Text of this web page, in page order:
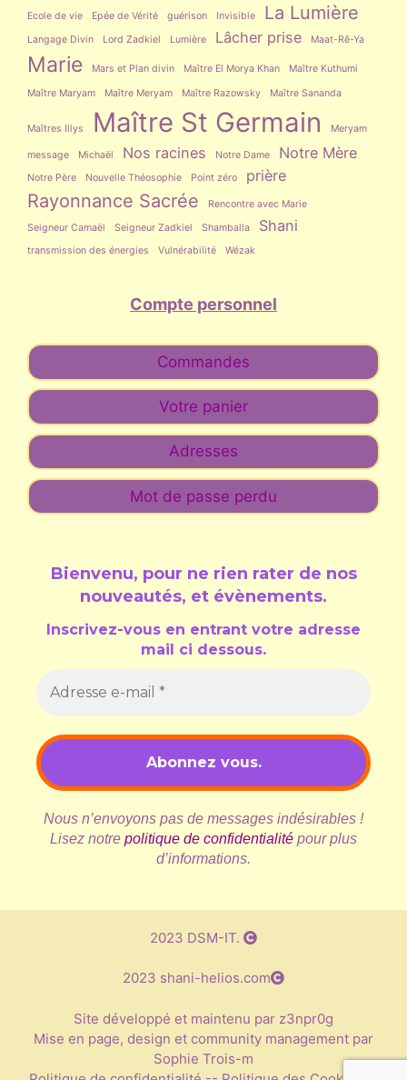
Ecole de vie Epée de Vérité guérison Invisible La Lumière
Langage Divin Lord Zadkiel Lumière Lâcher prise Maat-Rê-Ya
Marie Mars et Plan divin Maître El Morya Khan Maître Kuthumi
Maître Maryam Maître Meryam Maître Razowsky Maître Sananda
Maîtres Illys Maître St Germain Meryam
message Michaël Nos racines Notre Dame Notre Mère
Notre Père Nouvelle Théosophie Point zéro prière
Rayonnance Sacrée
Rencontre avec Marie
Seigneur Camaël
Seigneur Zadkiel Shamballa Shani
transmission des énergies Vulnérabilité Wézak
Compte personnel
Commandes
Votre panier
Adresses
Mot de passe perdu
Bienvenu, pour ne rien rater de nos
nouveautés, et évènements.
Inscrivez-vous en entrant votre adresse
mail ci dessous.
Nous n’envoyons pas de messages indésirables !
Lisez notre politique de confidentialité pour plus
d’informations.
2023 DSM-IT.
2023 shani-helios.com
Site développé et maintenu par z3npr0g
Mise en page, design et community management par
Sophie Trois-m